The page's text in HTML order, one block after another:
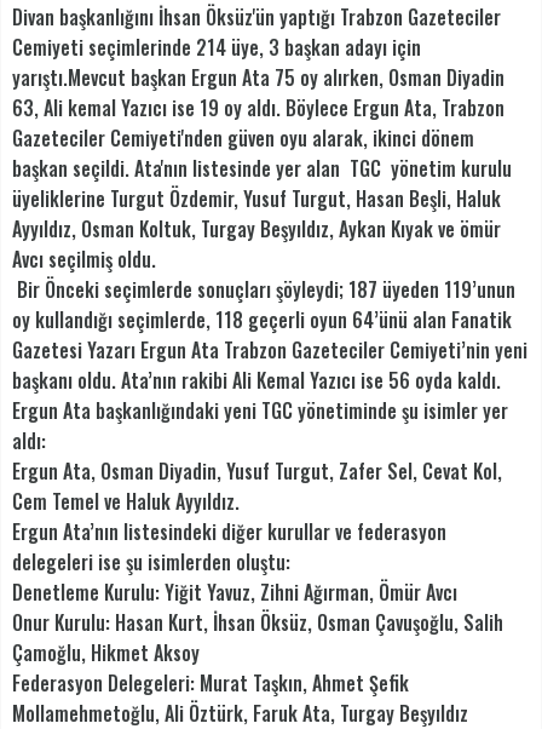
Divan başkanlığını İhsan Öksüz'ün yaptığı Trabzon Gazeteciler
Cemiyeti seçimlerinde 214 üye, 3 başkan adayı için
yarıştı.Mevcut başkan Ergun Ata 75 oy alırken, Osman Diyadin
63, Ali kemal Yazıcı ise 19 oy aldı. Böylece Ergun Ata, Trabzon
Gazeteciler Cemiyeti'nden güven oyu alarak, ikinci dönem
başkan seçildi. Ata'nın listesinde yer alan TGC yönetim kurulu
üyeliklerine Turgut Özdemir, Yusuf Turgut, Hasan Beşli, Haluk
Ayyıldız, Osman Koltuk, Turgay Beşyıldız, Aykan Kıyak ve ömür
Avcı seçilmiş oldu.
Bir Önceki seçimlerde sonuçları şöyleydi; 187 üyeden 119’unun
oy kullandığı seçimlerde, 118 geçerli oyun 64’ünü alan Fanatik
Gazetesi Yazarı Ergun Ata Trabzon Gazeteciler Cemiyeti’nin yeni
başkanı oldu. Ata’nın rakibi Ali Kemal Yazıcı ise 56 oyda kaldı.
Ergun Ata başkanlığındaki yeni TGC yönetiminde şu isimler yer
aldı:
Ergun Ata, Osman Diyadin, Yusuf Turgut, Zafer Sel, Cevat Kol,
Cem Temel ve Haluk Ayyıldız.
Ergun Ata’nın listesindeki diğer kurullar ve federasyon
delegeleri ise şu isimlerden oluştu:
Denetleme Kurulu: Yiğit Yavuz, Zihni Ağırman, Ömür Avcı
Onur Kurulu: Hasan Kurt, İhsan Öksüz, Osman Çavuşoğlu, Salih
Çamoğlu, Hikmet Aksoy
Federasyon Delegeleri: Murat Taşkın, Ahmet Şefik
Mollamehmetoğlu, Ali Öztürk, Faruk Ata, Turgay Beşyıldız